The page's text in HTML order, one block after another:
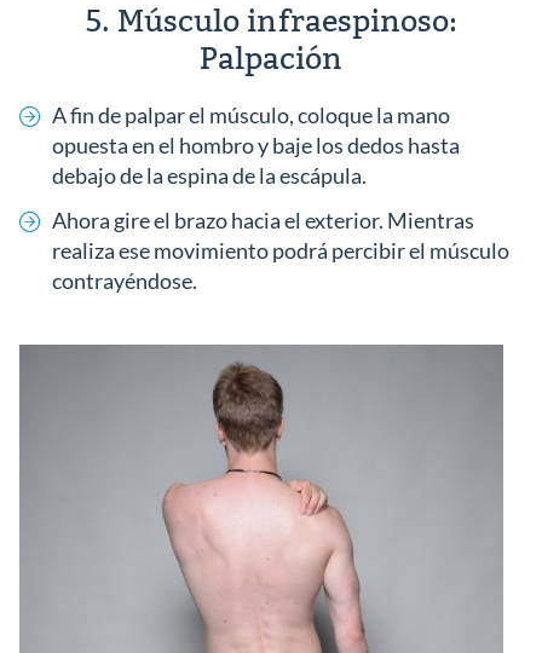
5. Músculo infraespinoso:
Palpación
A fin de palpar el músculo, coloque la mano
opuesta en el hombro y baje los dedos hasta
debajo de la espina de la escápula.
Ahora gire el brazo hacia el exterior. Mientras
realiza ese movimiento podrá percibir el músculo
contrayéndose.